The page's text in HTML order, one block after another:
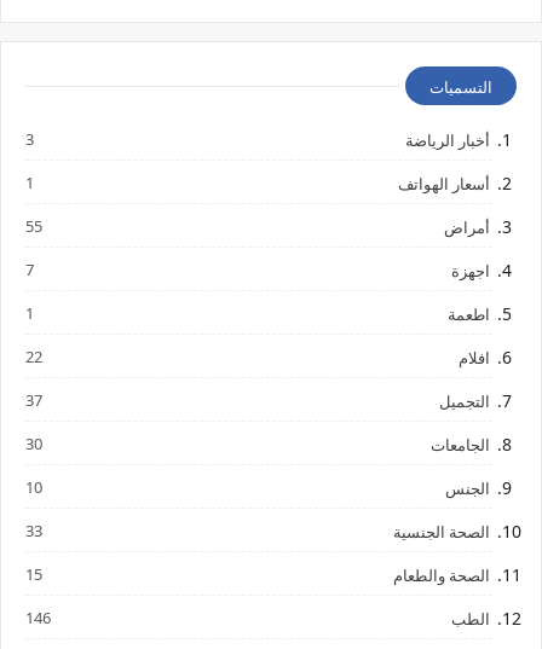
التسميات
أخبار الرياضة 3
أسعار الهواتف 1
أمراض 55
اجهزة 7
اطعمة 1
افلام 22
التجميل 37
الجامعات 30
الجنس 10
الصحة الجنسية 33
الصحة والطعام 15
الطب 146